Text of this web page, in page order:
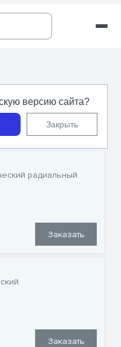
версию сайта?
Закрыть
радиальный
Заказать
Заказать